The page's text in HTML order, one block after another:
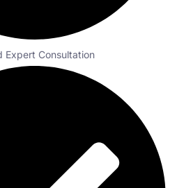
Expert Consultation